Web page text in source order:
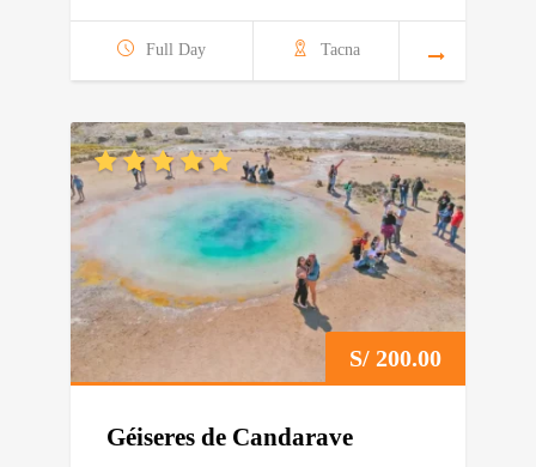
Full Day Tacna
S/ 200.00
Géiseres de Candarave